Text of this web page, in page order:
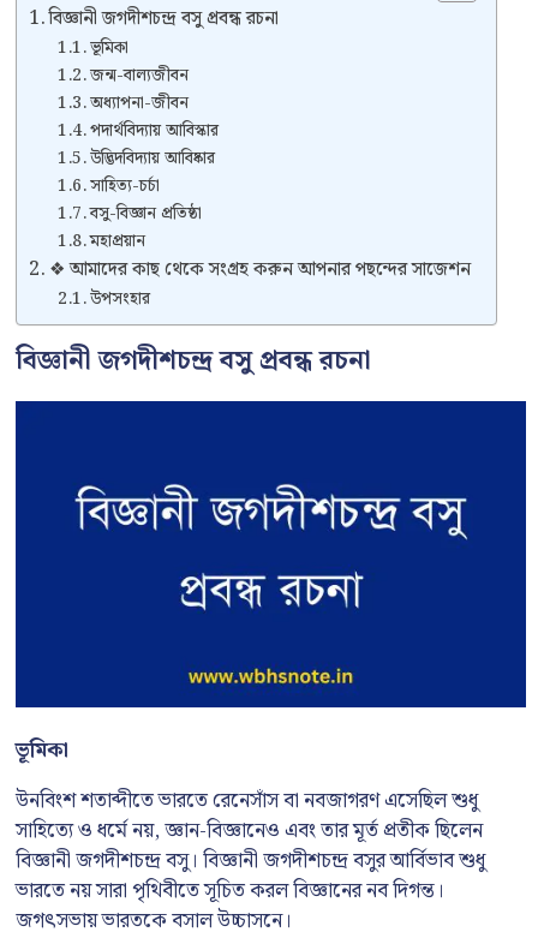
বিজ্ঞানী জগদীশচন্দ্র বসু প্রবন্ধ রচনা
ভূমিকা
জন্ম-বাল্যজীবন
অধ্যাপনা-জীবন
পদার্থবিদ্যায় আবিস্কার
উদ্ভিদবিদ্যায় আবিষ্কার
সাহিত্য-চর্চা
বসু-বিজ্ঞান প্রতিষ্ঠা
মহাপ্রয়ান
❖ আমাদের কাছ থেকে সংগ্রহ করুন আপনার পছন্দের সাজেশন
উপসংহার
বিজ্ঞানী জগদীশচন্দ্র বসু প্রবন্ধ রচনা
ভূমিকা
উনবিংশ শতাব্দীতে ভারতে রেনেসাঁস বা নবজাগরণ এসেছিল শুধু
সাহিত্যে ও ধর্মে নয়, জ্ঞান-বিজ্ঞানেও এবং তার মূর্ত প্রতীক ছিলেন
বিজ্ঞানী জগদীশচন্দ্র বসু। বিজ্ঞানী জগদীশচন্দ্র বসুর আর্বিভাব শুধু
ভারতে নয় সারা পৃথিবীতে সূচিত করল বিজ্ঞানের নব দিগন্ত।
জগৎসভায় ভারতকে বসাল উচ্চাসনে।